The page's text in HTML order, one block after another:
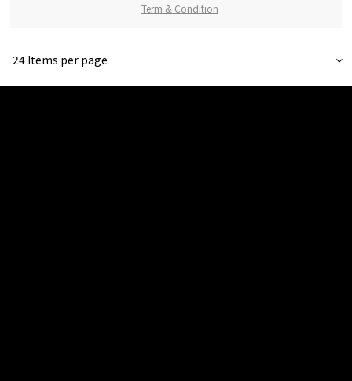
Term & Condition
24 Items per page